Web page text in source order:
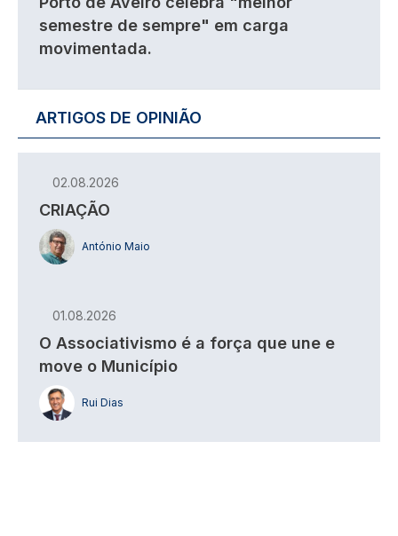
semestre de sempre" em carga
movimentada.
ARTIGOS DE OPINIÃO
02.08.2026
CRIAÇÃO
António Maio
01.08.2026
O Associativismo é a força que une e
move o Município
Rui Dias